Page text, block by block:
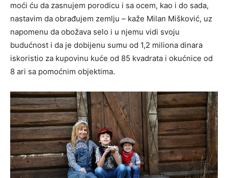
moći ću da zasnujem porodicu i sa ocem, kao i do sada,
nastavim da obrađujem zemlju – kaže Milan Mišković, uz
napomenu da obožava selo i u njemu vidi svoju
budućnost i da je dobijenu sumu od 1,2 miliona dinara
iskoristio za kupovinu kuće od 85 kvadrata i okućnice od
8 ari sa pomoćnim objektima.